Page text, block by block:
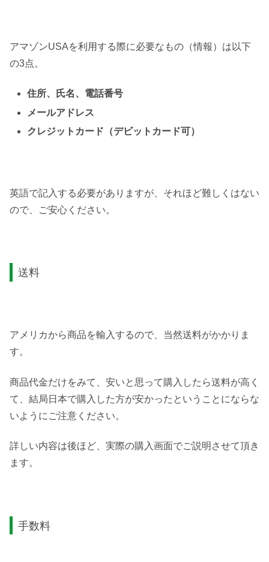
アマゾンUSAを利用する際に必要なもの（情報）は以下
の3点。
住所、氏名、電話番号
メールアドレス
クレジットカード（デビットカード可）
英語で記入する必要がありますが、それほど難しくはない
ので、ご安心ください。
送料
アメリカから商品を輸入するので、当然送料がかかりま
す。
商品代金だけをみて、安いと思って購入したら送料が高く
て、結局日本で購入した方が安かったということにならな
いようにご注意ください。
詳しい内容は後ほど、実際の購入画面でご説明させて頂き
ます。
手数料